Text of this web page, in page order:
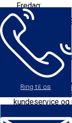
Ring til os
Fredag:
Bay
Hos Bay
mellemstore
anlægsgartnere.
Gennem
maskinbrands,
kundeservice
kunder med at
dag.